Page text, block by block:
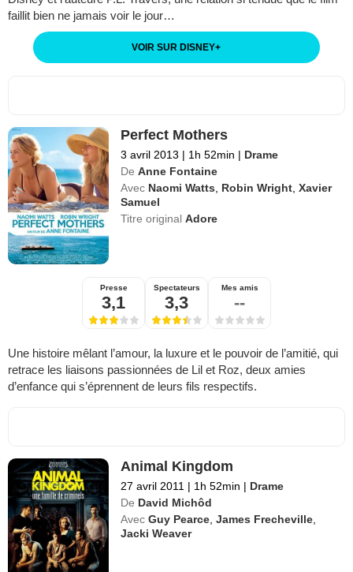
faillit bien ne jamais voir le jour…
VOIR SUR DISNEY+
Perfect Mothers
3 avril 2013 | 1h 52min | Drame
De Anne Fontaine
Avec Naomi Watts Robin Wright ,Xavier
Samuel
Titre originalAdore
Presse
3,1
Spectateurs
3,3
Mes amis
--
Une histoire mêlant l’amour, la luxure et le pouvoir de l’amitié, qui
retrace les liaisons passionnées de Lil et Roz, deux amies
d’enfance qui s’éprennent de leurs fils respectifs.
Animal Kingdom
27 avril 2011 | 1h 52min | Drame
De David Michôd
Avec Guy Pearce ,James Frecheville
Jacki Weaver